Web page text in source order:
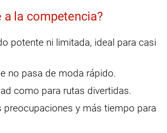
a la competencia?
potente ni limitada, ideal para casi
no pasa de moda rápido.
como para rutas divertidas.
preocupaciones y más tiempo para